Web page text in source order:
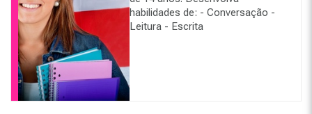
habilidades de: - Conversação -
Leitura - Escrita